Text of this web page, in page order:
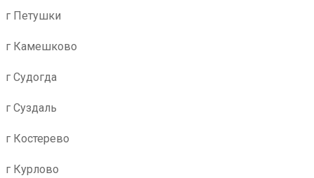
г Петушки
г Камешково
г Судогда
г Суздаль
г Костерево
г Курлово